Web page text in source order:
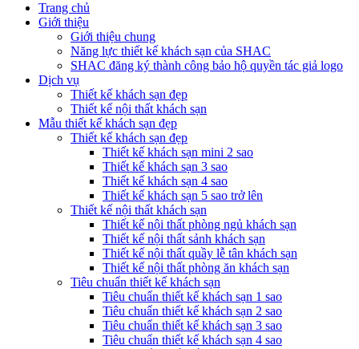
Trang chủ
Giới thiệu
Giới thiệu chung
Năng lực thiết kế khách sạn của SHAC
SHAC đăng ký thành công bảo hộ quyền tác giả logo
Dịch vụ
Thiết kế khách sạn đẹp
Thiết kế nội thất khách sạn
Mẫu thiết kế khách sạn đẹp
Thiết kế khách sạn đẹp
Thiết kế khách sạn mini 2 sao
Thiết kế khách sạn 3 sao
Thiết kế khách sạn 4 sao
Thiết kế khách sạn 5 sao trở lên
Thiết kế nội thất khách sạn
Thiết kế nội thất phòng ngủ khách sạn
Thiết kế nội thất sảnh khách sạn
Thiết kế nội thất quầy lễ tân khách sạn
Thiết kế nội thất phòng ăn khách sạn
Tiêu chuẩn thiết kế khách sạn
Tiêu chuẩn thiết kế khách sạn 1 sao
Tiêu chuẩn thiết kế khách sạn 2 sao
Tiêu chuẩn thiết kế khách sạn 3 sao
Tiêu chuẩn thiết kế khách sạn 4 sao